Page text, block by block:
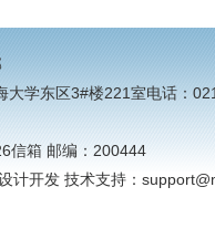
大学东区3#楼221室电话
信箱 邮编：200444
计开发 技术支持：